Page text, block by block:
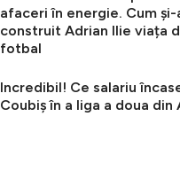
afaceri în energie. Cum și-
construit Adrian Ilie viața
fotbal
Incredibil! Ce salariu
Coubiș în a liga a doua din